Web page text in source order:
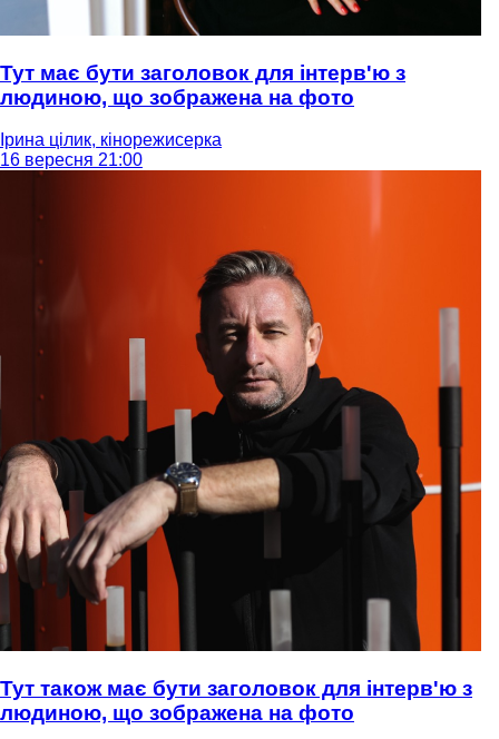
Тут має бути заголовок для інтерв'ю з
людиною, що зображена на фото
Ірина цілик, кінорежисерка
16 вересня 21:00
Тут також має бути заголовок для інтерв'ю з
людиною, що зображена на фото